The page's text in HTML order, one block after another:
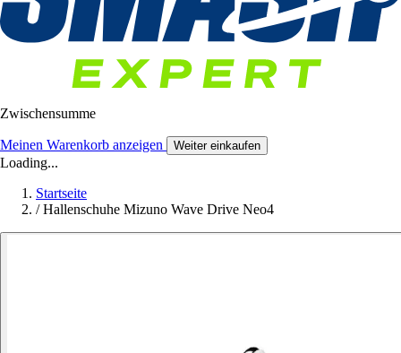
Zwischensumme
Meinen Warenkorb anzeigen Weiter einkaufen
Loading...
Startseite
/ Hallenschuhe Mizuno Wave Drive Neo4